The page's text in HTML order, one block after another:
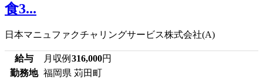
食3...
日本マニュファクチャリングサービス株式会社(A)
給与 月収例 316,000円
勤務地 福岡県 苅田町